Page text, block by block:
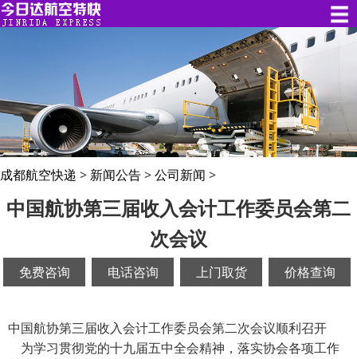
成都航空快递 > 新闻公告>公司新闻 >
中国航协第三届收入会计工作委员会第二
次会议
免费咨询 电话咨询 上门取货 价格查询
中国航协第三届收入会计工作委员会第二次会议顺利召开
为学习贯彻党的十九届五中全会精神，落实协会各项工作